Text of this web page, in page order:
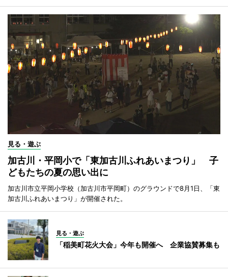
見る・遊ぶ
加古川・平岡小で「東加古川ふれあいまつり」 子
どもたちの夏の思い出に
加古川市立平岡小学校（加古川市平岡町）のグラウンドで8月1日、「東
加古川ふれあいまつり」が開催された。
見る・遊ぶ
「稲美町花火大会」今年も開催へ 企業協賛募集も